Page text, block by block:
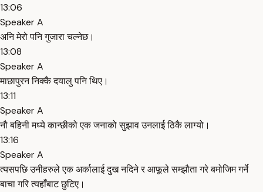
13:06
Speaker A
अनि मेरो पनि गुजारा चल्नेछ।
13:08
Speaker A
माछापुरन निक्कै दयालु पनि थिए।
13:11
Speaker A
नौ बहिनी मध्ये कान्छीको एक जनाको सुझाव उनलाई ठिकै लाग्यो।
13:16
Speaker A
त्यसपछि उनीहरुले एक अर्कालाई दुख नदिने र आफूले सम्झौता गरे बमोजिम गर्ने
बाचा गरि त्यहाँबाट छुटिए।